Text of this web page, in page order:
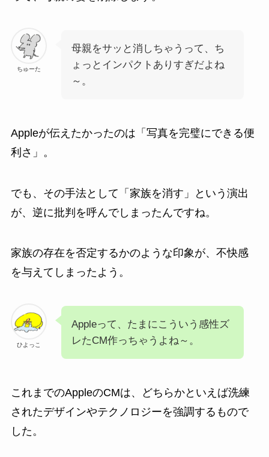
ちゅーた
母親をサッと消しちゃうって、ち
ょっとインパクトありすぎだよね
～。
Appleが伝えたかったのは「写真を完璧にできる便
利さ」。
でも、その手法として「家族を消す」という演出
が、逆に批判を呼んでしまったんですね。
家族の存在を否定するかのような印象が、不快感
を与えてしまったよう。
ひよっこ
Appleって、たまにこういう感性ズ
レたCM作っちゃうよね～。
これまでのAppleのCMは、どちらかといえば洗練
されたデザインやテクノロジーを強調するもので
した。